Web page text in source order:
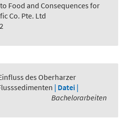
Food and Consequences for
Co. Pte. Ltd
des Oberharzer
| Datei |
Bachelorarbeiten